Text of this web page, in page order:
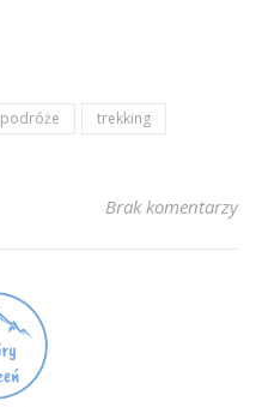
podróże
trekking
Brak komentarzy